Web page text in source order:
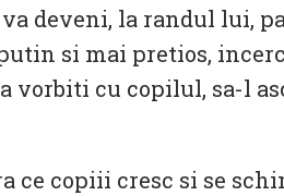
deveni, la randul lui,
si mai pretios,
vorbiti cu copilul, sa-l
ce copiii cresc si se